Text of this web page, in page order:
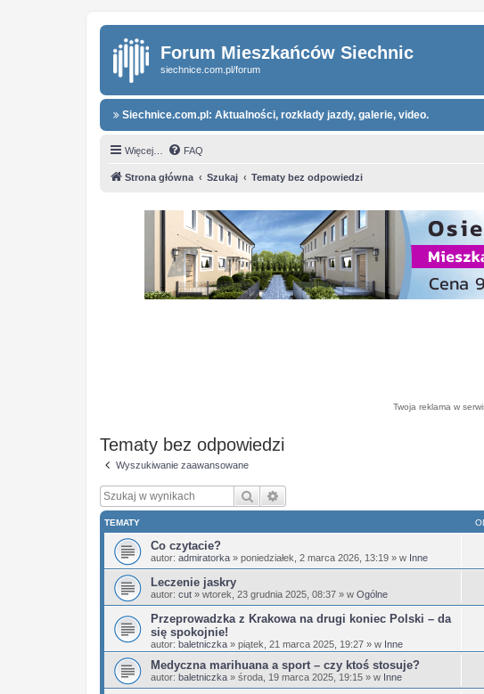
Forum Mieszkańców Siechnic
siechnice.com.pl/forum
Siechnice.com.pl: Aktualności, rozkłady jazdy, galerie, video.
Więcej… FAQ
Strona główna Szukaj Tematy bez odpowiedzi
Twoja reklama w
Tematy bez odpowiedzi
Wyszukiwanie zaawansowane
Szukaj
TEMATY
Co czytacie?
autor: admiratorka » poniedziałek, 2 marca 2026, 13:19 » w Inne
Leczenie jaskry
autor: cut » wtorek, 23 grudnia 2025, 08:37 » w Ogólne
Przeprowadzka z Krakowa na drugi koniec Polski – da
się spokojnie!
autor: baletniczka » piątek, 21 marca 2025, 19:27 » w Inne
Medyczna marihuana a sport – czy ktoś stosuje?
autor: baletniczka » środa, 19 marca 2025, 19:15 » w Inne